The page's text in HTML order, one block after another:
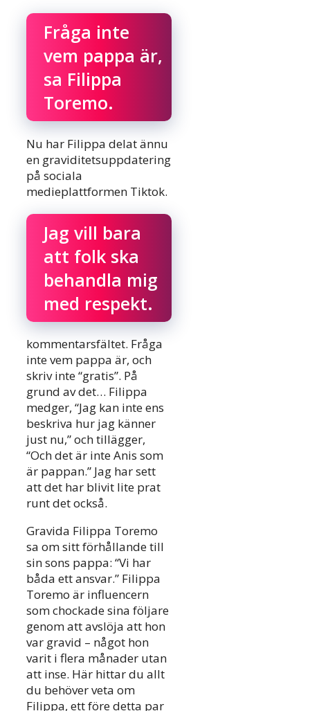
Fråga inte
vem pappa är,
sa Filippa
Toremo.
Nu har Filippa delat ännu
en graviditetsuppdatering
på sociala
medieplattformen Tiktok.
Jag vill bara
att folk ska
behandla mig
med respekt.
kommentarsfältet. Fråga
inte vem pappa är, och
skriv inte “gratis”. På
grund av det… Filippa
medger, “Jag kan inte ens
beskriva hur jag känner
just nu,” och tillägger,
“Och det är inte Anis som
är pappan.” Jag har sett
att det har blivit lite prat
runt det också.
Gravida Filippa Toremo
sa om sitt förhållande till
sin sons pappa: “Vi har
båda ett ansvar.” Filippa
Toremo är influencern
som chockade sina följare
genom att avslöja att hon
var gravid – något hon
varit i flera månader utan
att inse. Här hittar du allt
du behöver veta om
Filippa, ett före detta par